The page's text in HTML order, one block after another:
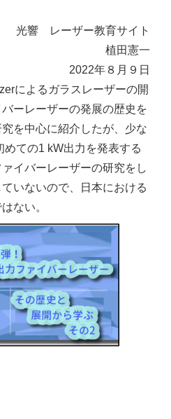
光響 レーザー教育サイト
植田憲一
2022年８月９日
によるガラスレーザーの開
ーレーザーの発展の歴史を
を中心に紹介したが、少な
めての1 kW出力を発表する
イバーレーザーの研究をし
いないので、日本における
ない。